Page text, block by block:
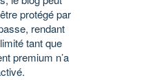
protégé par
rendant
tant que
premium n’a